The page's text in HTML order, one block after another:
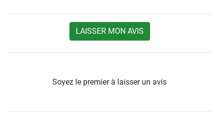
LAISSER MON AVIS
Soyez le premier à laisser un avis